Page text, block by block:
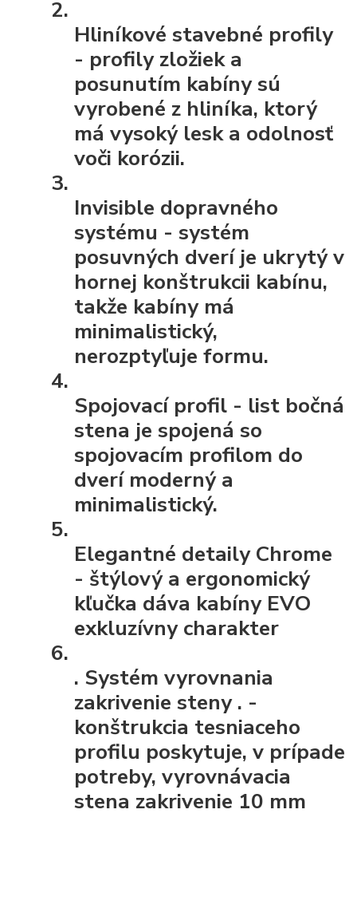
Hliníkové stavebné profily
- profily zložiek a
posunutím kabíny sú
vyrobené z hliníka, ktorý
má vysoký lesk a odolnosť
voči korózii.
Invisible dopravného
systému - systém
posuvných dverí je ukrytý v
hornej konštrukcii kabínu,
takže kabíny má
minimalistický,
nerozptyľuje formu.
Spojovací profil - list bočná
stena je spojená so
spojovacím profilom do
dverí moderný a
minimalistický.
Elegantné detaily Chrome
- štýlový a ergonomický
kľučka dáva kabíny EVO
exkluzívny charakter
. Systém vyrovnania
zakrivenie steny. -
konštrukcia tesniaceho
profilu poskytuje, v prípade
potreby, vyrovnávacia
stena zakrivenie 10 mm